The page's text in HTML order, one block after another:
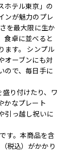
ホテル東京」の
ンが魅力のプレ
を最大限に生か
食卓に並べると
ます。 シンプル
オーブンにも対
ので、毎日手に
り付けたり、ワ
かなプレート
引っ越し祝いに
す。本商品を含
税込）がかかり